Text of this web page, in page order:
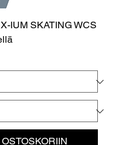
IUM SKATING WCS